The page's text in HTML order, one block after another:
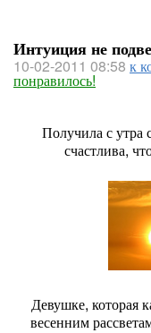
Интуиция не
10-02-2011 08:58 к
понравилось!
Получила с утра
счастлива,
Девушке, которая
весенним